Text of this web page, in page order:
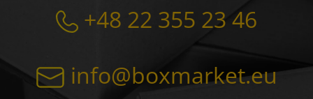
+48 22 355 23 46
info@boxmarket.eu